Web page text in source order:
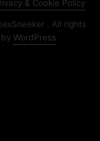
& Cookie Policy
. All rights
WordPress